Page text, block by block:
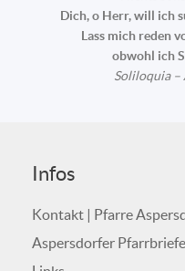
Dich, o Herr, will ich
Lass mich reden
obwohl ich
Soliloquia –
Infos
Kontakt | Pfarre
Aspersdorfer Pfarrbriefe